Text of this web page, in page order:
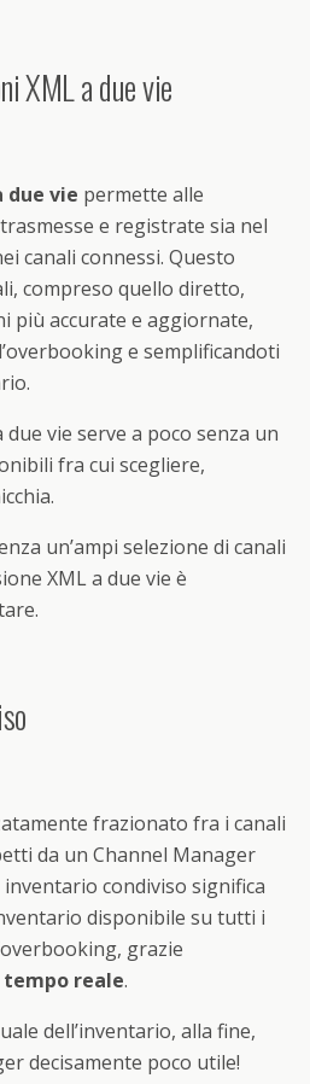
XML a due vie
due vie permette alle
e registrate sia nel
canali connessi. Questo
compreso quello diretto,
più accurate e aggiornate,
e semplificandoti
vie serve a poco senza un
fra cui scegliere,
un’ampi selezione di canali
XML a due vie è
frazionato fra i canali
da un Channel Manager
condiviso significa
disponibile su tutti i
grazie
reale.
dell’inventario, alla fine,
decisamente poco utile!